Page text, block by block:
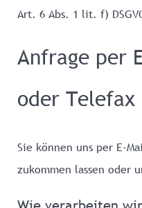
Art. 6 Abs. 1 lit. f)
Anfrage per
oder Telefax
Sie können uns per E-
zukommen lassen oder